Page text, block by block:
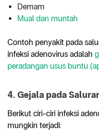
Demam
Mual dan muntah
Contoh penyakit pada
infeksi adenovirus adalah
peradangan usus buntu
4. Gejala pada
Berikut ciri-ciri infeksi
mungkin terjadi: